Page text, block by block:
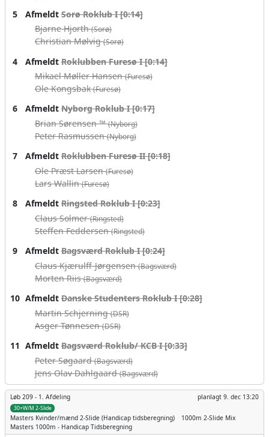
5 AfmeldtSorø Roklub I [0:14]
Bjarne Hjorth(Sorø)
Christian Mølvig(Sorø)
4 AfmeldtRoklubben Furesø I [0:14]
Mikael Møller Hansen(Furesø)
Ole Kongsbak(Furesø)
6 AfmeldtNyborg Roklub I [0:17]
Brian Sørensen ™(Nyborg)
Peter Rasmussen(Nyborg)
7 AfmeldtRoklubben Furesø II [0:18]
Ole Præst Larsen(Furesø)
Lars Wallin(Furesø)
8 AfmeldtRingsted Roklub I [0:23]
Claus Solmer(Ringsted)
Steffen Feddersen(Ringsted)
9 AfmeldtBagsværd Roklub I [0:24]
Claus Kjærulff-Jørgensen(Bagsværd)
Morten Riis(Bagsværd)
10 AfmeldtDanske Studenters Roklub I [0:28]
Martin Schjerning(DSR)
Asger Tønnesen(DSR)
11 AfmeldtBagsværd Roklub/ KCB I [0:33]
Peter Søgaard(Bagsværd)
Jens Olav Dahlgaard(Bagsværd)
Løb 209 - 1. Afdeling planlagt 9. dec 13:20
30+W/M 2-Slide
Masters Kvinder/mænd 2-Slide (Handicap tidsberegning) 1000m 2-Slide Mix
Masters 1000m - Handicap Tidsberegning